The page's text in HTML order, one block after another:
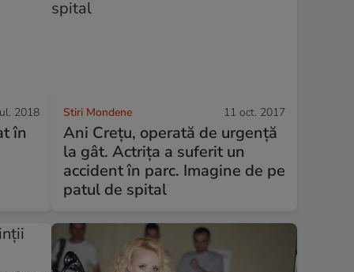
2018
în
Stiri Mondene 11 oct. 2017
Ani Crețu, operată de urgență
la gât. Actrița a suferit un
accident în parc. Imagine de pe
patul de spital